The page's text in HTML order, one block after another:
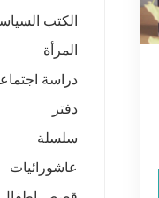
الكتب
المرأة
دراسة
دفتر
سلسلة
عاشورائيات